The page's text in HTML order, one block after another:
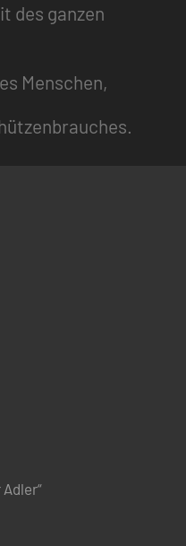
des ganzen
Menschen,